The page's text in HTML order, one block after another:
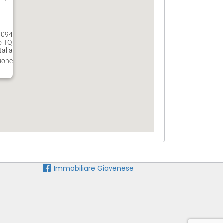
TO,
Immobiliare Giavenese